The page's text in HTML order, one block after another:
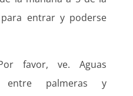
entrar y poderse
favor, ve. Aguas
entre palmeras y